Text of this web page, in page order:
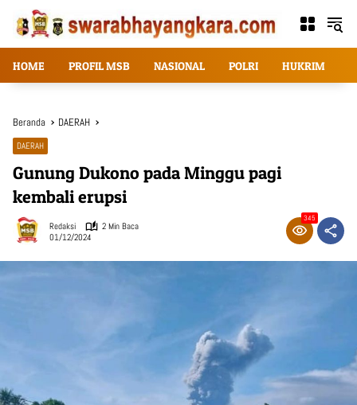
Langsung
konten
HOME PROFIL MSB NASIONAL POLRI HUKRIM
Beranda DAERAH
DAERAH
Gunung Dukono pada Minggu pagi
kembali erupsi
Redaksi
2 Min Baca
01/12/2024
345